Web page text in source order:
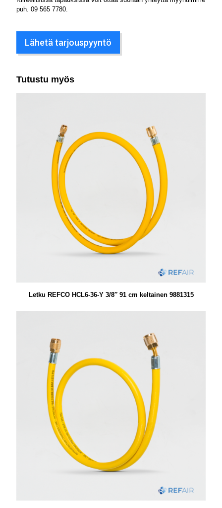
puh. 09 565 7780
Lähetä tarjouspyyntö
Tutustu myös
Letku REFCO HCL6-36-Y 3/8″ 91 cm keltainen 9881315